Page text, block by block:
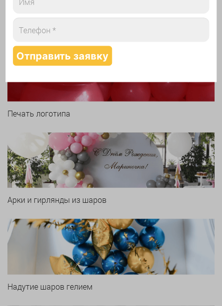
Печать логотипа
Арки и гирлянды из шаров
Надутие шаров гелием